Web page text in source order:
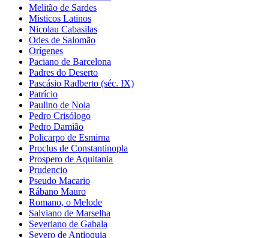
Melitão de Sardes
Misticos Latinos
Nicolau Cabasilas
Odes de Salomão
Orígenes
Paciano de Barcelona
Padres do Deserto
Pascásio Radberto (séc. IX)
Patrício
Paulino de Nola
Pedro Crisólogo
Pedro Damião
Policarpo de Esmirna
Proclus de Constantinopla
Prospero de Aquitania
Prudencio
Pseudo Macario
Rábano Mauro
Romano, o Melode
Salviano de Marselha
Severiano de Gabala
Severo de Antioquia